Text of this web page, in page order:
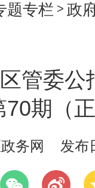
题专栏 > 政
管委
70期（
务网 发布